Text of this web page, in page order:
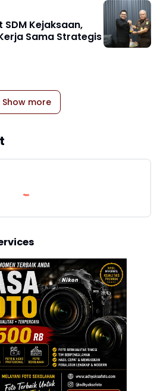
Kejaksaan,
Sama Strategis
Show more